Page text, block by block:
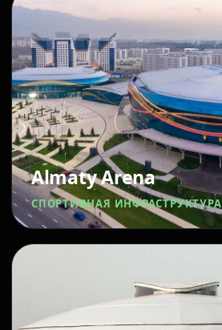
Almaty Arena
СПОРТИВНАЯ ИНФРАСТРУКТУРА